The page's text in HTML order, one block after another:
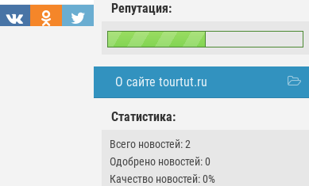
Репутация:
О сайте tourtut.ru
Статистика:
Всего новостей: 2
Одобрено новостей: 0
Качество новостей: 0%